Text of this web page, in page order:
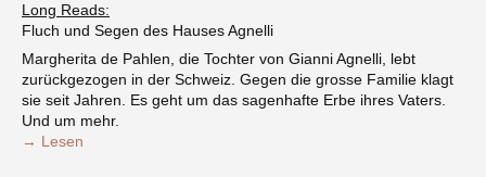
Long Reads:
Fluch und Segen des Hauses Agnelli
Margherita de Pahlen, die Tochter von Gianni Agnelli, lebt
zurückgezogen in der Schweiz. Gegen die grosse Familie klagt
sie seit Jahren. Es geht um das sagenhafte Erbe ihres Vaters.
Und um mehr.
→ Lesen